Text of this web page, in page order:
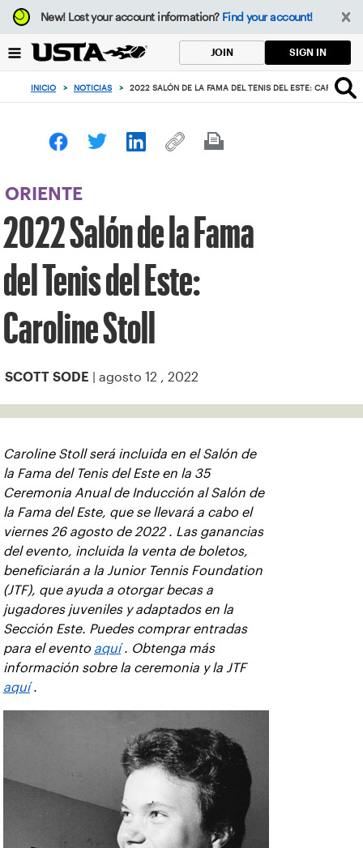
Enfoque
desde
botón
volver
principio
New!Lost your account information? Find your account!
JOIN SIGN IN
INICIO > NOTICIAS > 2022 SALÓN DE LA FAMA DEL TENIS DEL ESTE: CAROLINE
ORIENTE
2022 Salón de la Fama
del Tenis del Este:
Caroline Stoll
SCOTT SODE | agosto 12 , 2022
Caroline Stoll será incluida en el Salón de
la Fama del Tenis del Este en la 35
Ceremonia Anual de Inducción al Salón de
la Fama del Este, que se llevará a cabo el
viernes 26 agosto de 2022 . Las ganancias
del evento, incluida la venta de boletos,
beneficiarán a la Junior Tennis Foundation
(JTF), que ayuda a otorgar becas a
jugadores juveniles y adaptados en la
Sección Este. Puedes comprar entradas
para el evento aquí. Obtenga más
información sobre la ceremonia y la JTF
aquí.